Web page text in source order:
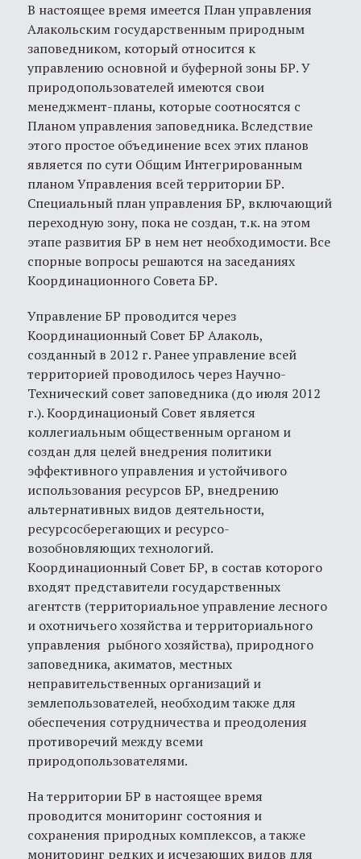
В настоящее время имеется План управления
Алакольским государственным природным
заповедником, который относится к
управлению основной и буферной зоны БР. У
природопользователей имеются свои
менеджмент-планы, которые соотносятся с
Планом управления заповедника. Вследствие
этого простое объединение всех этих планов
является по сути Общим Интегрированным
планом Управления всей территории БР.
Специальный план управления БР, включающий
переходную зону, пока не создан, т.к. на этом
этапе развития БР в нем нет необходимости. Все
спорные вопросы решаются на заседаниях
Координационного Совета БР.
Управление БР проводится через
Координационный Совет БР Алаколь,
созданный в 2012 г. Ранее управление всей
территорией проводилось через Научно-
Технический совет заповедника (до июля 2012
г.). Координационый Совет является
коллегиальным общественным органом и
создан для целей внедрения политики
эффективного управления и устойчивого
использования ресурсов БР, внедрению
альтернативных видов деятельности,
ресурсосберегающих и ресурсо-
возобновляющих технологий.
Координационный Совет БР, в состав которого
входят представители государственных
агентств (территориальное управление лесного
и охотничьего хозяйства и территориального
управления рыбного хозяйства), природного
заповедника, акиматов, местных
неправительственных организаций и
землепользователей, необходим также для
обеспечения сотрудничества и преодоления
противоречий между всеми
природопользователями.
На территории БР в настоящее время
проводится мониторинг состояния и
сохранения природных комплексов, а также
мониторинг редких и исчезающих видов для